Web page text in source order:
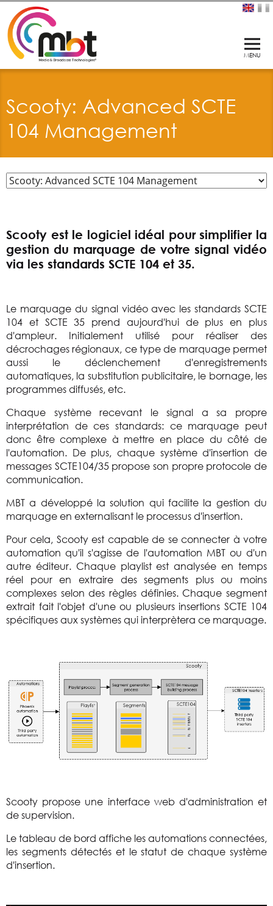
Scooty: Advanced SCTE
104 Management
Scooty est le logiciel idéal pour simplifier la
gestion du marquage de votre signal vidéo
via les standards SCTE 104 et 35.
Le marquage du signal vidéo avec les standards SCTE
104 et SCTE 35 prend aujourd'hui de plus en plus
d'ampleur. Initialement utilisé pour réaliser des
décrochages régionaux, ce type de marquage permet
aussi le déclenchement d'enregistrements
automatiques, la substitution publicitaire, le bornage, les
programmes diffusés, etc.
Chaque système recevant le signal a sa propre
interprétation de ces standards: ce marquage peut
donc être complexe à mettre en place du côté de
l'automation. De plus, chaque système d'insertion de
messages SCTE104/35 propose son propre protocole de
communication.
MBT a développé la solution qui facilite la gestion du
marquage en externalisant le processus d'insertion.
Pour cela, Scooty est capable de se connecter à votre
automation qu'il s'agisse de l'automation MBT ou d'un
autre éditeur. Chaque playlist est analysée en temps
réel pour en extraire des segments plus ou moins
complexes selon des règles définies. Chaque segment
extrait fait l'objet d'une ou plusieurs insertions SCTE 104
spécifiques aux systèmes qui interprètera ce marquage.
Scooty propose une interface web d'administration et
de supervision.
Le tableau de bord affiche les automations connectées,
les segments détectés et le statut de chaque système
d'insertion.